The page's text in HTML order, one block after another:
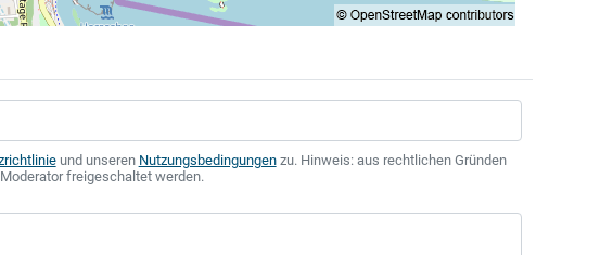
und unseren Nutzungsbedingungenzu. Hinweis: aus rechtlichen Gründen
freigeschaltet werden.